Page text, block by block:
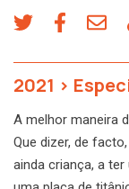
2021 >
A melhor maneira
Que dizer, de
ainda criança, a